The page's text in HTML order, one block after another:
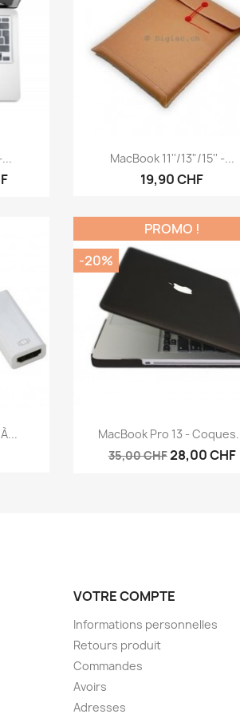
Aperçu rapide
MacBook 11''/13"/15'' -...
19,90 CHF
Aperçu rapide
MacBook Pro 13 -
35,00 CHF28,00 CHF
PROMO !
-20%
VOTRE COMPTE
Informations personnelles
Retours produit
Commandes
Avoirs
Adresses